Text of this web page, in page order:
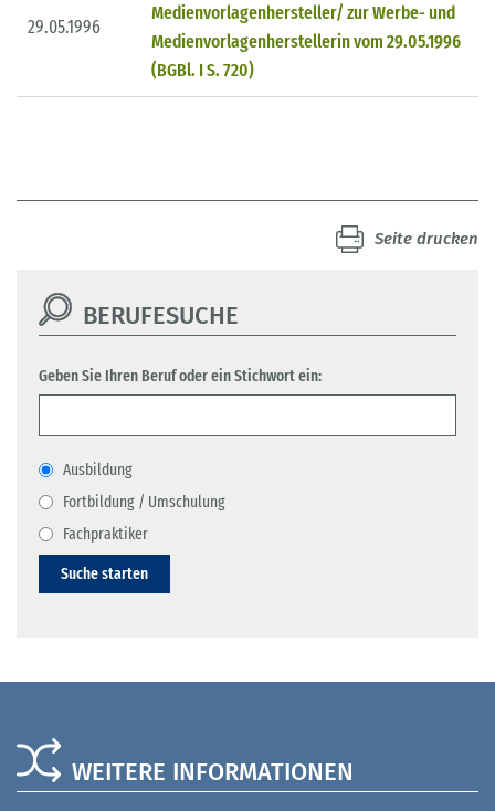
29.05.1996
Medienvorlagenhersteller/ zur Werbe- und
Medienvorlagenherstellerin vom 29.05.1996
(BGBl. I S. 720)
Seite drucken
BERUFESUCHE
Geben Sie Ihren Beruf oder ein Stichwort ein:
Ausbildung
Fortbildung / Umschulung
Fachpraktiker
Suche starten
WEITERE INFORMATIONEN